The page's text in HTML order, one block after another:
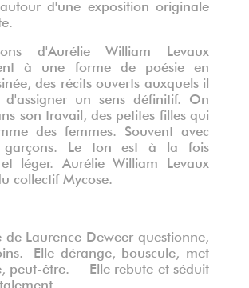
d'une exposition originale
d'Aurélie William Levaux
à une forme de poésie en
des récits ouverts auxquels il
d'assigner un sens définitif. On
son travail, des petites filles qui
des femmes. Souvent avec
garçons. Le ton est à la fois
et léger. Aurélie William Levaux
collectif Mycose.
de Laurence Deweer questionne,
Elle dérange, bouscule, met
peut-être. Elle rebute et séduit